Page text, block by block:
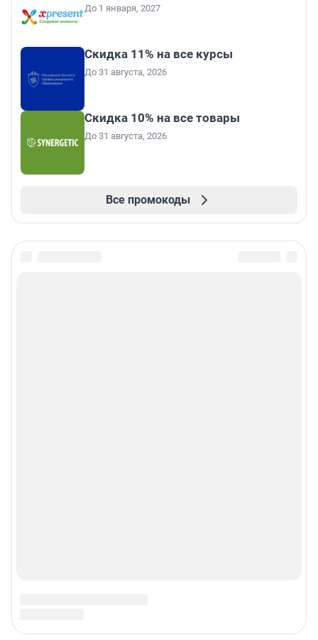
До 1 января, 2027
Скидка 11% на все курсы
До 31 августа, 2026
Скидка 10% на все товары
До 31 августа, 2026
Все промокоды